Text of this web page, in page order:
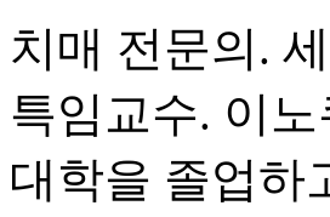
치매 전문의.
특임교수. 이
대학을 졸업하